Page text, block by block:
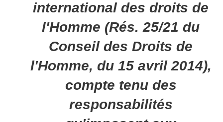
international des droits de
l'Homme (Rés. 25/21 du
Conseil des Droits de
l'Homme, du 15 avril 2014),
compte tenu des
responsabilités